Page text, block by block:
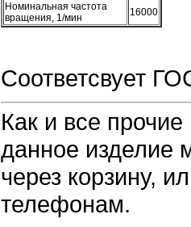
Номинальная частота
вращения, 1/мин
16000
Соответсвует
Как и все
данное изделие
через корзину,
телефонам.